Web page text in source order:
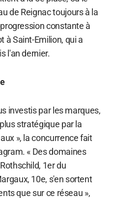
de Reignac toujours à la
constante à
à Saint-Emilion, qui a
l'an dernier.
investis par les marques,
stratégique par la
», la concurrence fait
« Des domaines
1er du
10e, s'en sortent
que sur ce réseau »,